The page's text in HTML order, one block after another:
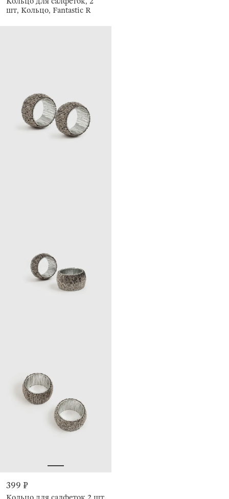
шт, Кольцо, Fantastic R
399 ₽